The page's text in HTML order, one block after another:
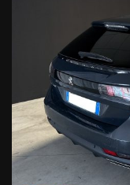
D.Lgs. 21/2014, ma
offerto, che dovrà
precontrattuali fornite
INFOCARS SRL
involontarie
acquisto
Le condizioni
Link esterni , in
e importo delle rate
della valutazione del
Finanziaria in fase di